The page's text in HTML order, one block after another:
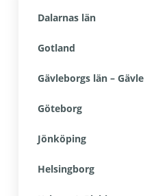
Dalarnas län
Gotland
Gävleborgs län – Gävle
Göteborg
Jönköping
Helsingborg